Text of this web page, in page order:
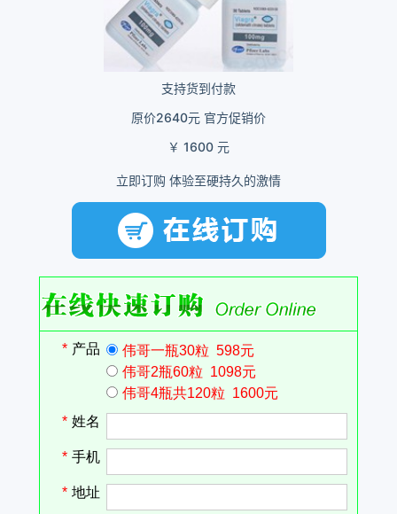
支持货到付款
原价2640元 官方促销价
￥ 1600 元
立即订购 体验至硬持久的激情